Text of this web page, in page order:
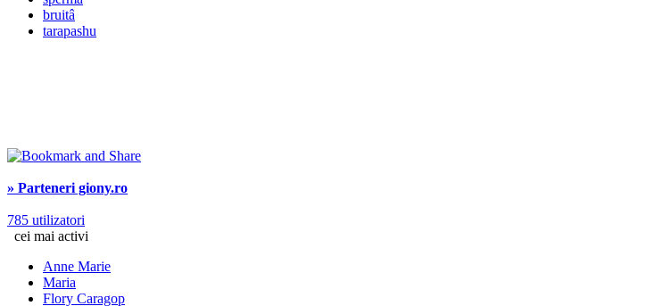
bruitâ
tarapashu
» Parteneri giony.ro
785 utilizatori
cei mai activi
Anne Marie
Maria
Flory Caragop